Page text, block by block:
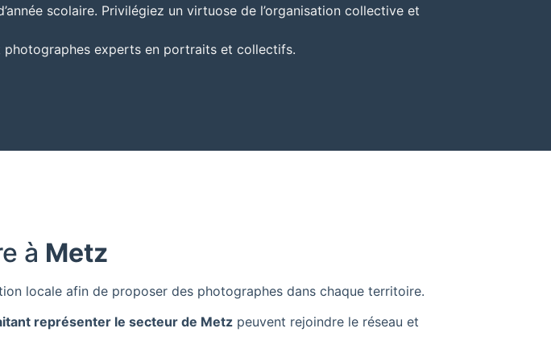
scolaire. Privilégiez un virtuose de l’organisation collective et
photographes experts en portraits et collectifs.
à Metz
locale afin de proposer des photographes dans chaque territoire.
représenter le secteur de Metz peuvent rejoindre le réseau et